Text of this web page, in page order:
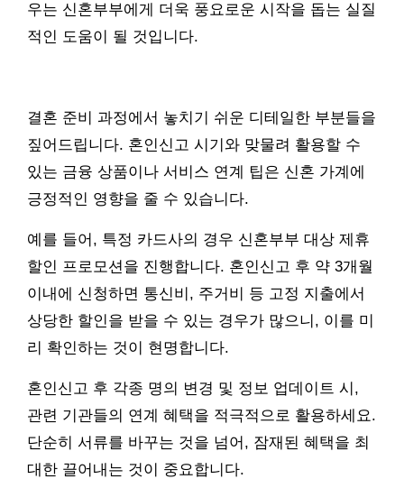
우는 신혼부부에게 더욱 풍요로운 시작을 돕는 실질
적인 도움이 될 것입니다.
결혼 준비 과정에서 놓치기 쉬운 디테일한 부분들을
짚어드립니다. 혼인신고 시기와 맞물려 활용할 수
있는 금융 상품이나 서비스 연계 팁은 신혼 가계에
긍정적인 영향을 줄 수 있습니다.
예를 들어, 특정 카드사의 경우 신혼부부 대상 제휴
할인 프로모션을 진행합니다. 혼인신고 후 약 3개월
이내에 신청하면 통신비, 주거비 등 고정 지출에서
상당한 할인을 받을 수 있는 경우가 많으니, 이를 미
리 확인하는 것이 현명합니다.
혼인신고 후 각종 명의 변경 및 정보 업데이트 시,
관련 기관들의 연계 혜택을 적극적으로 활용하세요.
단순히 서류를 바꾸는 것을 넘어, 잠재된 혜택을 최
대한 끌어내는 것이 중요합니다.